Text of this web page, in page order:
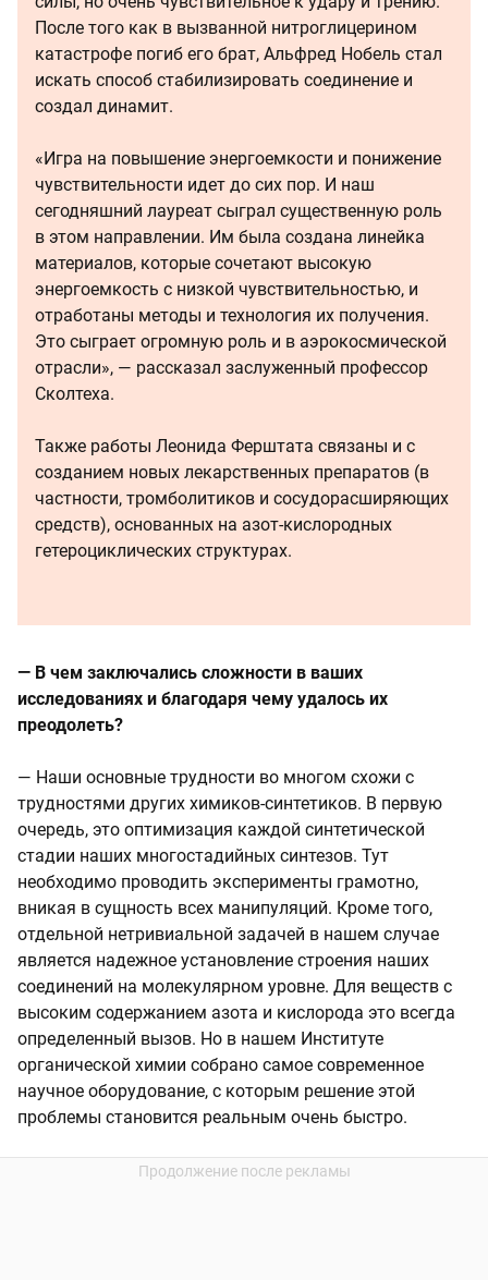
После того как в вызванной нитроглицерином
катастрофе погиб его брат, Альфред Нобель стал
искать способ стабилизировать соединение и
создал динамит.
«Игра на повышение энергоемкости и понижение
чувствительности идет до сих пор. И наш
сегодняшний лауреат сыграл существенную роль
в этом направлении. Им была создана линейка
материалов, которые сочетают высокую
энергоемкость с низкой чувствительностью, и
отработаны методы и технология их получения.
Это сыграет огромную роль и в аэрокосмической
отрасли», — рассказал заслуженный профессор
Сколтеха.
Также работы Леонида Ферштата связаны и с
созданием новых лекарственных препаратов (в
частности, тромболитиков и сосудорасширяющих
средств), основанных на азот-кислородных
гетероциклических структурах.
— В чем заключались сложности в ваших
исследованиях и благодаря чему удалось их
преодолеть?
— Наши основные трудности во многом схожи с
трудностями других химиков-синтетиков. В первую
очередь, это оптимизация каждой синтетической
стадии наших многостадийных синтезов. Тут
необходимо проводить эксперименты грамотно,
вникая в сущность всех манипуляций. Кроме того,
отдельной нетривиальной задачей в нашем случае
является надежное установление строения наших
соединений на молекулярном уровне. Для веществ с
высоким содержанием азота и кислорода это всегда
определенный вызов. Но в нашем Институте
органической химии собрано самое современное
научное оборудование, с которым решение этой
проблемы становится реальным очень быстро.